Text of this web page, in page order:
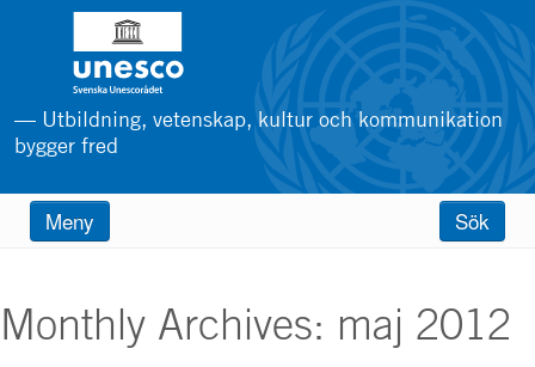
huvudinnehåll
— Utbildning, vetenskap, kultur och kommunikation
bygger fred
Main
menuMeny Sök
Monthly Archives: maj 2012